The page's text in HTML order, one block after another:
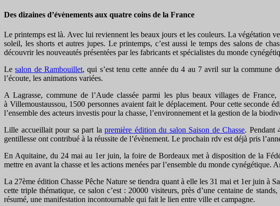
Des dizaines d’évènements aux quatre coins de la France
Le printemps est là. Avec lui reviennent les beaux jours et les couleurs. La végétation
soleil, les shorts et autres jupes. Le printemps, c’est aussi le temps des salons de
découvrir les nouveautés présentées par les fabricants et spécialistes du monde
Lesalon de Rambouillet, qui s’est tenu cette année du 4 au 7 avril sur la commune
l’écoute, les animations variées.
A Lagrasse, commune de l’Aude classée parmi les plus beaux villages de
à Villemoustaussou, 1500 personnes avaient fait le déplacement. Pour cette seconde
l’ensemble des acteurs investis pour la chasse, l’environnement et la gestion de la
Lille accueillait pour sa part lapremière édition du salon Saison de Chasse. Pendant
gentillesse ont contribué à la réussite de l’évènement. Le prochain rdv est déjà pris
En Aquitaine, du 24 mai au 1er juin, la foire de Bordeaux met à disposition de la
mettre en avant la chasse et les actions menées par l’ensemble du monde
La 27ème édition Chasse Pêche Nature se tiendra quant à elle les 31 mai et 1er juin à
cette triple thématique, ce salon c’est : 20000 visiteurs, près d’une centaine de
résumé, une manifestation incontournable qui fait le lien entre ville et campagne.